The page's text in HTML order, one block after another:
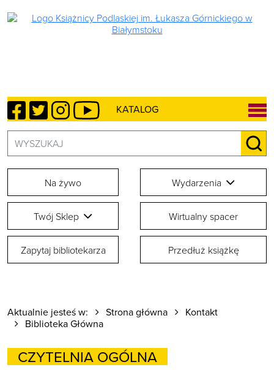
KATALOG
Facebook
TwitterInstagram
YouTube
Na żywo Wydarzenia
Twój Sklep Wirtualny spacer
Zapytaj bibliotekarza Przedłuż książkę
Aktualnie jesteś w: Strona główna
Kontakt
Biblioteka Główna
CZYTELNIA OGÓLNA